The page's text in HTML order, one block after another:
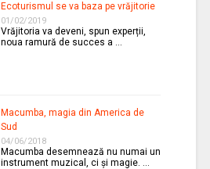
Ecoturismul se va baza pe vrăjitorie
01/02/2019
Vrăjitoria va deveni, spun experții,
noua ramură de succes a …
Macumba, magia din America de
Sud
04/06/2018
Macumba desemnează nu numai un
instrument muzical, ci și magie. …